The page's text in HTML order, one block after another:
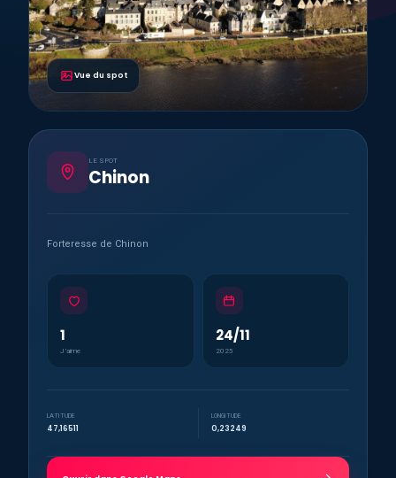
Vue du spot
LE SPOT
Chinon
Forteresse de Chinon
1
J’aime
24/11
2025
LATITUDE
47,16511
LONGITUDE
0,23249